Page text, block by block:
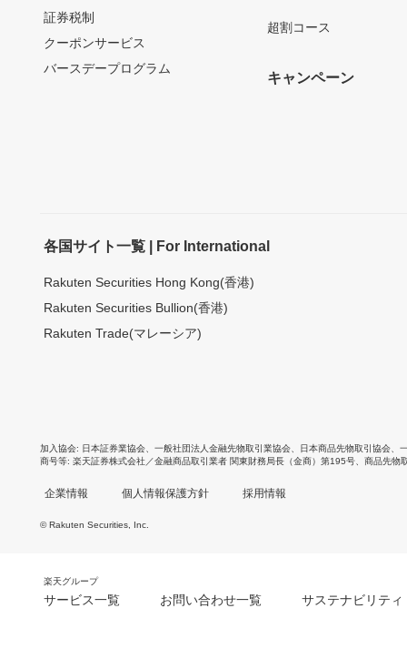
証券税制
クーポンサービス
バースデープログラム
超割コース
キャンペーン
各国サイト一覧 | For International
Rakuten Securities Hong Kong(香港)
Rakuten Securities Bullion(香港)
Rakuten Trade(マレーシア)
加入協会 日本証券業協会 一般社団法人金融先物取引業協会 日本商品先物取引協会
商号等 楽天証券株式会社／金融商品取引業者 関東財務局長（金商）第195号、商品先物
企業情報 個人情報保護方針 採用情報
© Rakuten Securities, Inc.
楽天グループ
サービス一覧 お問い合わせ一覧 サステナビリティ